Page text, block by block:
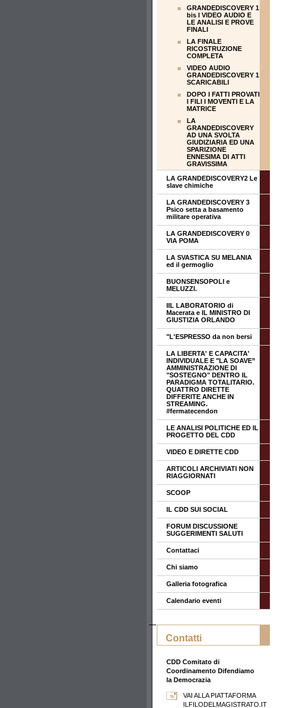
GRANDEDISCOVERY 1
bis I VIDEO AUDIO E
LE ANALISI E PROVE
FINALI
LA FINALE
RICOSTRUZIONE
COMPLETA
VIDEO AUDIO
GRANDEDISCOVERY 1
SCARICABILI
DOPO I FATTI PROVATI
I FILI I MOVENTI E LA
MATRICE
LA
GRANDEDISCOVERY
AD UNA SVOLTA
GIUDIZIARIA ED UNA
SPARIZIONE
ENNESIMA DI ATTI
GRAVISSIMA
LA GRANDEDISCOVERY2 Le
slave chimiche
LA GRANDEDISCOVERY 3
Psico setta a basamento
militare operativa
LA GRANDEDISCOVERY 0
VIA POMA
LA SVASTICA SU MELANIA
ed il germoglio
BUONSENSOPOLI e
MELUZZI.
IIL LABORATORIO di
Macerata e IL MINISTRO DI
GIUSTIZIA ORLANDO
"L'ESPRESSO da non bersi
LA LIBERTA' E CAPACITA'
INDIVIDUALE E "LA SOAVE”
AMMINISTRAZIONE DI
"SOSTEGNO" DENTRO IL
PARADIGMA TOTALITARIO.
QUATTRO DIRETTE
DIFFERITE ANCHE IN
STREAMING.
#fermatecendon
LE ANALISI POLITICHE ED IL
PROGETTO DEL CDD
VIDEO E DIRETTE CDD
ARTICOLI ARCHIVIATI NON
RIAGGIORNATI
SCOOP
IL CDD SUI SOCIAL
FORUM DISCUSSIONE
SUGGERIMENTI SALUTI
Contattaci
Chi siamo
Galleria fotografica
Calendario eventi
Contatti
CDD Comitato di
Coordinamento Difendiamo
la Democrazia
VAI ALLA PIATTAFORMA
ILFILODELMAGISTRATO.IT